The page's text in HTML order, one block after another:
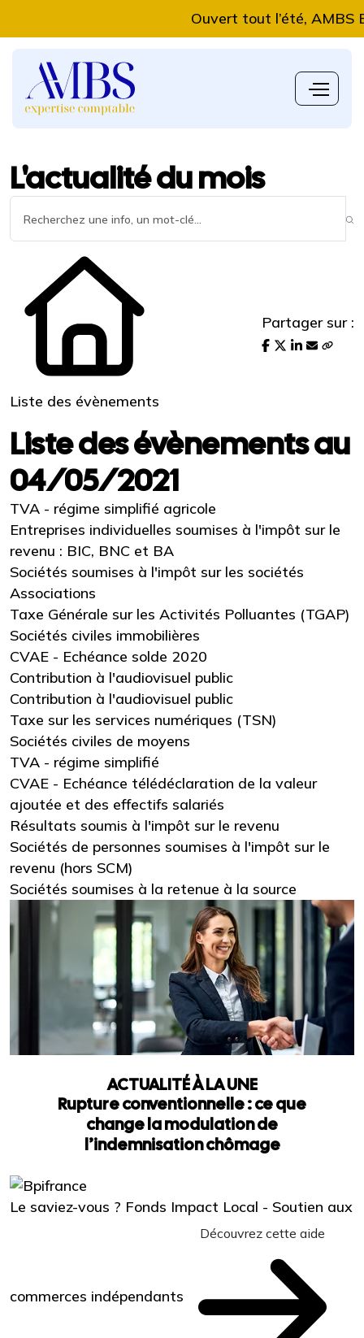
Ouvert tout l’été, AMBS
L'actualité du mois
Liste des évènements
Partager sur :
Liste des évènements au
04/05/2021
TVA - régime simplifié agricole
Entreprises individuelles soumises à l'impôt sur le
revenu : BIC, BNC et BA
Sociétés soumises à l'impôt sur les sociétés
Associations
Taxe Générale sur les Activités Polluantes (TGAP)
Sociétés civiles immobilières
CVAE - Echéance solde 2020
Contribution à l'audiovisuel public
Contribution à l'audiovisuel public
Taxe sur les services numériques (TSN)
Sociétés civiles de moyens
TVA - régime simplifié
CVAE - Echéance télédéclaration de la valeur
ajoutée et des effectifs salariés
Résultats soumis à l'impôt sur le revenu
Sociétés de personnes soumises à l'impôt sur le
revenu (hors SCM)
Sociétés soumises à la retenue à la source
ACTUALITÉ À LA UNE
Rupture conventionnelle : ce que
change la modulation de
l’indemnisation chômage
Le saviez-vous ? Fonds Impact Local - Soutien aux
commerces indépendants
Découvrez cette aide